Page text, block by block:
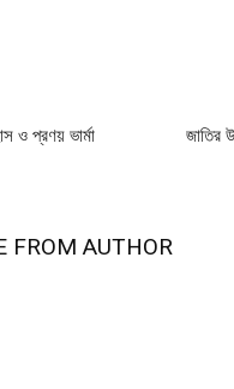
ও প্রণয় ভার্মা জাতির
FROM AUTHOR